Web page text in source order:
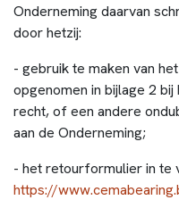
Onderneming daarvan
door hetzij:
- gebruik te maken van
opgenomen in bijlage 2
recht, of een andere
aan de Onderneming;
- het retourformulier in te
https://